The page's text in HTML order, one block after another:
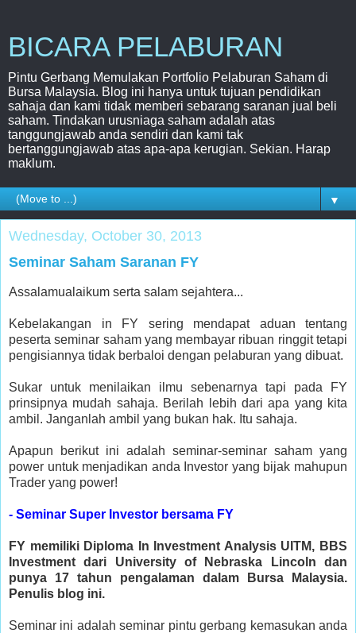
BICARA PELABURAN
Pintu Gerbang Memulakan Portfolio Pelaburan Saham di
Bursa Malaysia. Blog ini hanya untuk tujuan pendidikan
sahaja dan kami tidak memberi sebarang saranan jual beli
saham. Tindakan urusniaga saham adalah atas
tanggungjawab anda sendiri dan kami tak
bertanggungjawab atas apa-apa kerugian. Sekian. Harap
maklum.
▼
Wednesday, October 30, 2013
Seminar Saham Saranan FY
Assalamualaikum serta salam sejahtera...
Kebelakangan in FY sering mendapat aduan tentang
peserta seminar saham yang membayar ribuan ringgit tetapi
pengisiannya tidak berbaloi dengan pelaburan yang dibuat.
Sukar untuk menilaikan ilmu sebenarnya tapi pada FY
prinsipnya mudah sahaja. Berilah lebih dari apa yang kita
ambil. Janganlah ambil yang bukan hak. Itu sahaja.
Apapun berikut ini adalah seminar-seminar saham yang
power untuk menjadikan anda Investor yang bijak mahupun
Trader yang power!
- Seminar Super Investor bersama FY
FY memiliki Diploma In Investment Analysis UITM, BBS
Investment dari University of Nebraska Lincoln dan
punya 17 tahun pengalaman dalam Bursa Malaysia.
Penulis blog ini.
Seminar ini adalah seminar pintu gerbang kemasukan anda